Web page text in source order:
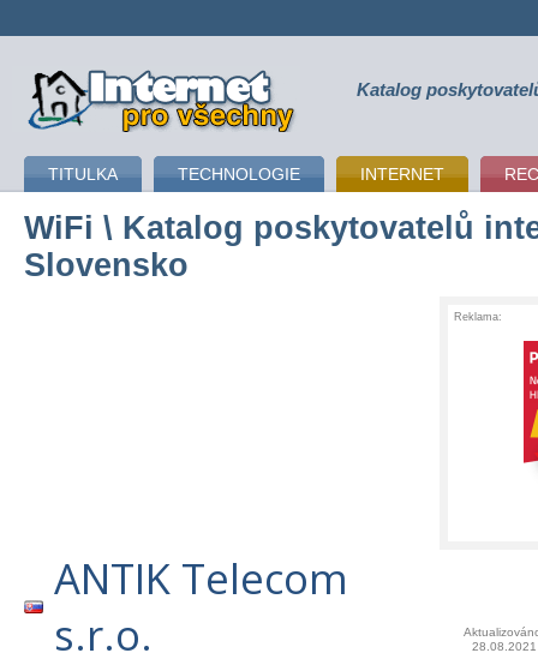
připojení k internetu Katalog
TITULKA TECHNOLOGIE INTERNET
WiFi \ Katalog poskytovatelů
Slovensko
Reklama:
ANTIK Telecom
s.r.o.
28.08.2021